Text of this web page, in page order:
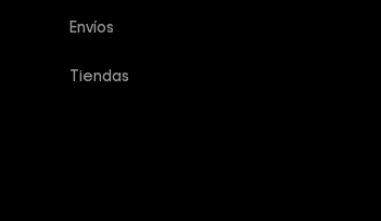
Envíos
Tiendas